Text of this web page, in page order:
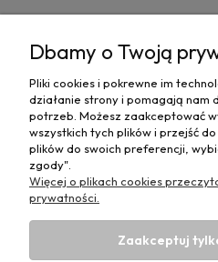
Moje konto
Płatności i dostawa
Informacje
O nas
Dbamy o Twoją
Pliki cookies i pokrewne im
działanie strony i pomagają nam
potrzeb. Możesz zaakceptować
wszystkich tych plików i przejść
plików do swoich preferencji,
zgody".
Więcej o plikach cookies
prywatności.
Zaakceptuj